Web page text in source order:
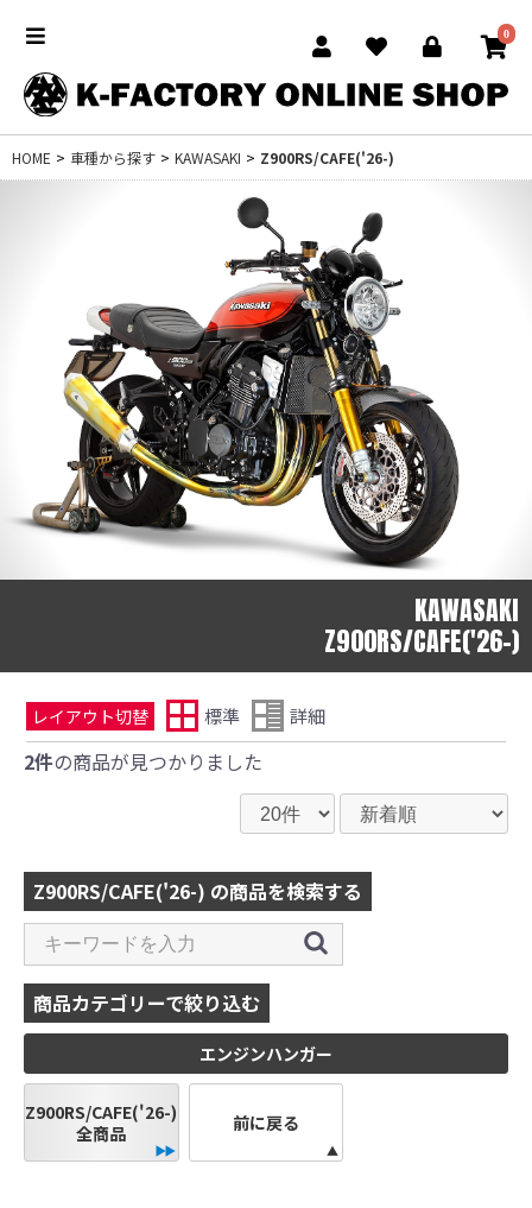
0
HOME > 車種から探す > KAWASAKI > Z900RS/CAFE('26-)
KAWASAKI
Z900RS/CAFE('26-)
レイアウト切替 標準 詳細
2件の商品が見つかりました
Z900RS/CAFE('26-) の商品を検索する
商品カテゴリーで絞り込む
エンジンハンガー
Z900RS/CAFE('26-)
全商品
前に戻る
●当HP内では、マフラーの取付けイメージをわ
かりやすくするために一般車両に装着した写
真を使用しております。
●レーシングパーツはサーキットにおけるスポ